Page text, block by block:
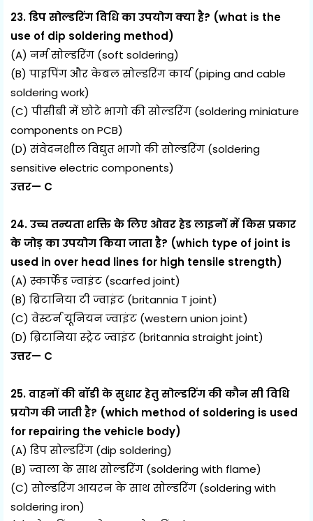
23. डिप सोल्डरिंग विधि का उपयोग क्या है? (what is the
use of dip soldering method)
(A) नर्म सोल्डरिंग (soft soldering)
(B) पाइपिंग और केबल सोल्डरिंग कार्य (piping and cable
soldering work)
(C) पीसीबी में छोटे भागो की सोल्डरिंग (soldering miniature
components on PCB)
(D) संवेदनशील विद्युत भागो की सोल्डरिंग (soldering
sensitive electric components)
उत्तर— C
24. उच्च तन्यता शक्ति के लिए ओवर हेड लाइनों में किस प्रकार
के जोड़ का उपयोग किया जाता है? (which type of joint is
used in over head lines for high tensile strength)
(A) स्कार्फेड ज्वाइंट (scarfed joint)
(B) ब्रिटानिया टी ज्वाइंट (britannia T joint)
(C) वेस्टर्न यूनियन ज्वाइंट (western union joint)
(D) ब्रिटानिया स्ट्रेट ज्वाइंट (britannia straight joint)
उत्तर— C
25. वाहनों की बॉडी के सुधार हेतु सोल्डरिंग की कौन सी विधि
प्रयोग की जाती है? (which method of soldering is used
for repairing the vehicle body)
(A) डिप सोल्डरिंग (dip soldering)
(B) ज्वाला के साथ सोल्डरिंग (soldering with flame)
(C) सोल्डरिंग आयरन के साथ सोल्डरिंग (soldering with
soldering iron)